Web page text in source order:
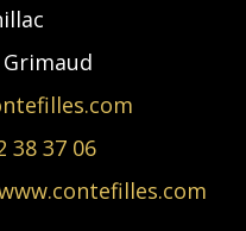
Grimaud
38 37 06